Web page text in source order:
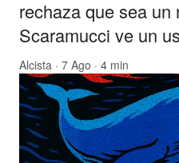
rechaza que sea
Scaramucci ve un
Alcista · 7 Ago · 4 min